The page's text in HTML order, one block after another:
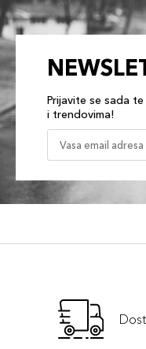
Prijavite se sada
i trendovima!